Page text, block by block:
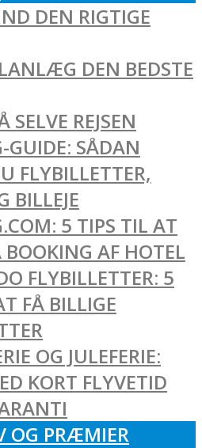
DEN RIGTIGE
DEN BEDSTE
SELVE REJSEN
GUIDE: SÅDAN
FLYBILLETTER,
BILLEJE
5 TIPS TIL AT
BOOKING AF HOTEL
FLYBILLETTER: 5
FÅ BILLIGE
OG JULEFERIE:
KORT FLYVETID
OG PRÆMIER